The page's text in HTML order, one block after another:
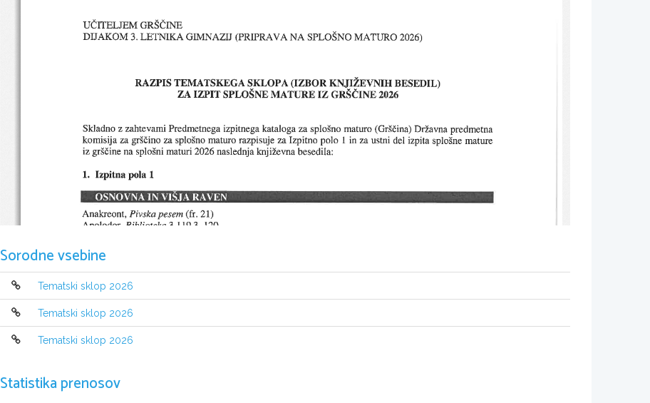
Sorodne vsebine
Tematski sklop 2026
Tematski sklop 2026
Tematski sklop 2026
Statistika prenosov